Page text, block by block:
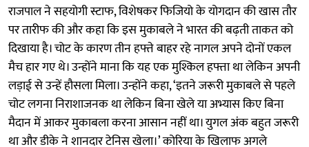
राजपाल ने सहयोगी स्टाफ, विशेषकर फिजियो के योगदान की खास तौर
पर तारीफ की और कहा कि इस मुकाबले ने भारत की बढ़ती ताकत को
दिखाया है। चोट के कारण तीन हफ्ते बाहर रहे नागल अपने दोनों एकल
मैच हार गए थे। उन्होंने माना कि यह एक मुश्किल हफ्ता था लेकिन अपनी
लड़ाई से उन्हें हौसला मिला। उन्होंने कहा, ‘इतने जरूरी मुकाबले से पहले
चोट लगना निराशाजनक था लेकिन बिना खेले या अभ्यास किए बिना
मैदान में आकर मुकाबला करना आसान नहीं था। युगल अंक बहुत जरूरी
था और डीके ने शानदार टेनिस खेला।’ कोरिया के खिलाफ अगले